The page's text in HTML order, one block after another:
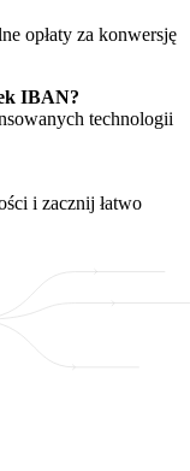
opłaty za konwersję
IBAN?
technologii
i zacznij łatwo